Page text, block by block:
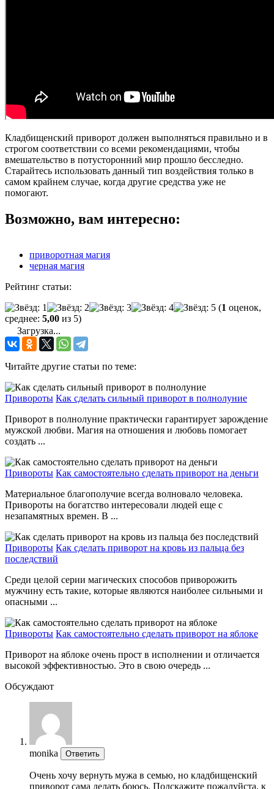
Кладбищенский приворот должен выполняться правильно и в
строгом соответствии со всеми рекомендациями, чтобы
вмешательство в потусторонний мир прошло бесследно.
Старайтесь использовать данный тип воздействия только в
самом крайнем случае, когда другие средства уже не
помогают.
Возможно, вам интересно:
приворотная магия
черная магия
Рейтинг статьи:
(1 оценок,
среднее: 5,00 из 5)
Загрузка...
Читайте другие статьи по теме:
Привороты Как сделать сильный приворот в полнолуние
Приворот в полнолуние практически гарантирует зарождение
мужской любви. Магия на отношения и любовь помогает
создать ...
Привороты Как самостоятельно сделать приворот на деньги
Материальное благополучие всегда волновало человека.
Привороты на богатство интересовали людей еще с
незапамятных времен. В ...
Привороты Как сделать приворот на кровь из пальца без
последствий
Среди целой серии магических способов приворожить
мужчину есть такие, которые являются наиболее сильными и
опасными ...
Привороты Как самостоятельно сделать приворот на яблоке
Приворот на яблоке очень прост в исполнении и отличается
высокой эффективностью. Это в свою очередь ...
Обсуждают
monika Ответить
Очень хочу вернуть мужа в семью, но кладбищенский
приворот сама делать боюсь. Подскажите пожалуйста, к